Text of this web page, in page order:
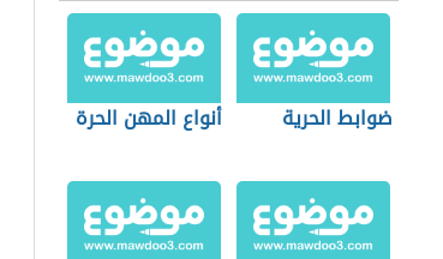
ضوابط الحرية أنواع المهن الحرة